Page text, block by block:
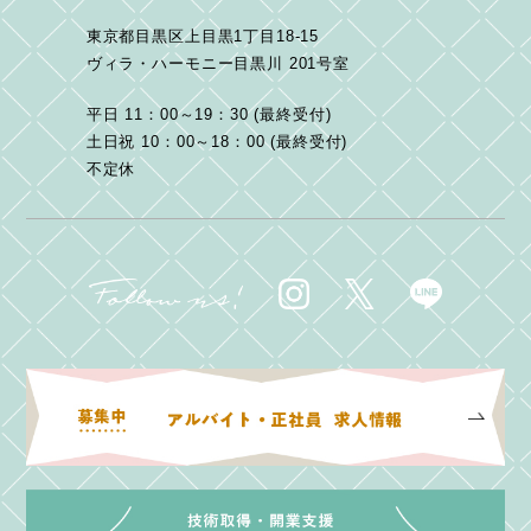
東京都目黒区上目黒1丁目18-15
ヴィラ・ハーモニー目黒川 201号室
平日 11：00～19：30 (最終受付)
土日祝 10：00～18：00 (最終受付)
不定休